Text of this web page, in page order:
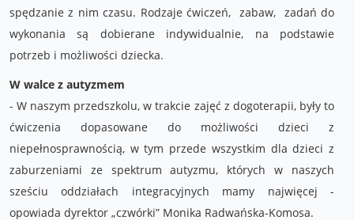
spędzanie z nim czasu. Rodzaje ćwiczeń, zabaw, zadań do
wykonania są dobierane indywidualnie, na podstawie
potrzeb i możliwości dziecka.
W walce z autyzmem
- W naszym przedszkolu, w trakcie zajęć z dogoterapii, były to
ćwiczenia dopasowane do możliwości dzieci z
niepełnosprawnością, w tym przede wszystkim dla dzieci z
zaburzeniami ze spektrum autyzmu, których w naszych
sześciu oddziałach integracyjnych mamy najwięcej -
opowiada dyrektor „czwórki” Monika Radwańska-Komosa.